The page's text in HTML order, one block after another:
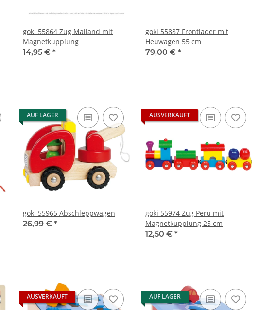
goki 55864 Zug Mailand mit
Magnetkupplung
14,95 € *
goki 55887 Frontlader mit
Heuwagen 55 cm
79,00 € *
AUF LAGER
goki 55965 Abschleppwagen
26,99 € *
AUSVERKAUFT
goki 55974 Zug Peru mit
Magnetkupplung 25 cm
12,50 € *
AUSVERKAUFT AUF LAGER